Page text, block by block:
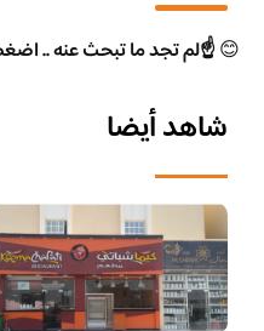
😊☝️لم تجد ما تبحث عنه ..
شاهد أيضا